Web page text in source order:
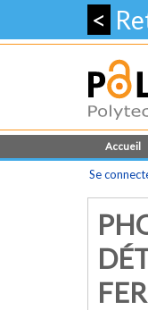
<
Accueil
Se